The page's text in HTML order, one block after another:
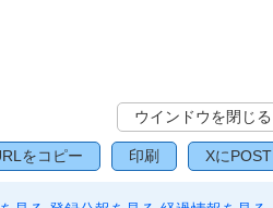
ウインドウを閉じる
をコピー 印刷 XにPOST